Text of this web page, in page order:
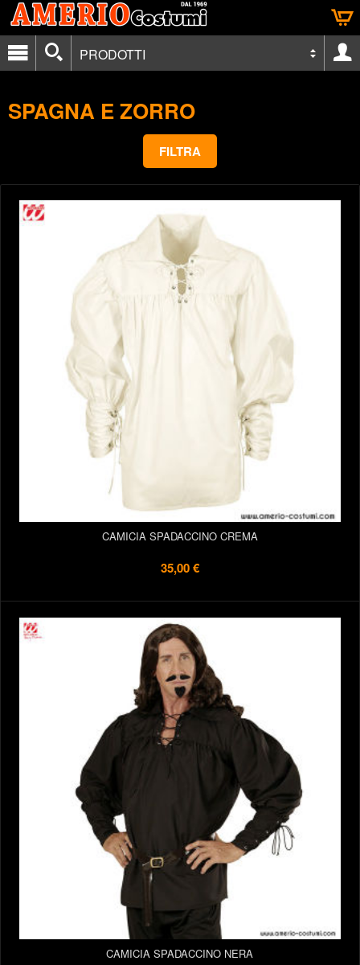
PRODOTTI
SPAGNA E ZORRO
FILTRA
CAMICIA SPADACCINO CREMA
35,00 €
CAMICIA SPADACCINO NERA